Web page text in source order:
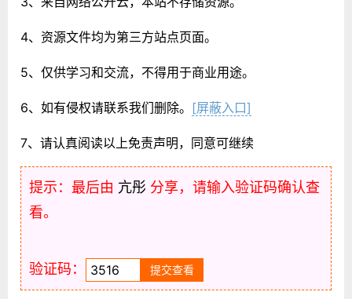
4、资源文件均为第三方站点页面。
5、仅供学习和交流，不得用于商业用途。
6、如有侵权请联系我们删除。 [屏蔽入口]
7、请认真阅读以上免责声明，同意可继续
提示：最后由 亢彤 分享，请输入验证码确认查
看。
验证码：